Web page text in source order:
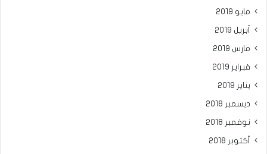
مايو 2019
أبريل 2019
مارس 2019
فبراير 2019
يناير 2019
ديسمبر 2018
نوفمبر 2018
أكتوبر 2018